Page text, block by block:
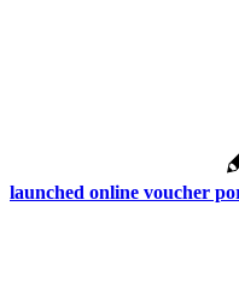
launched online voucher